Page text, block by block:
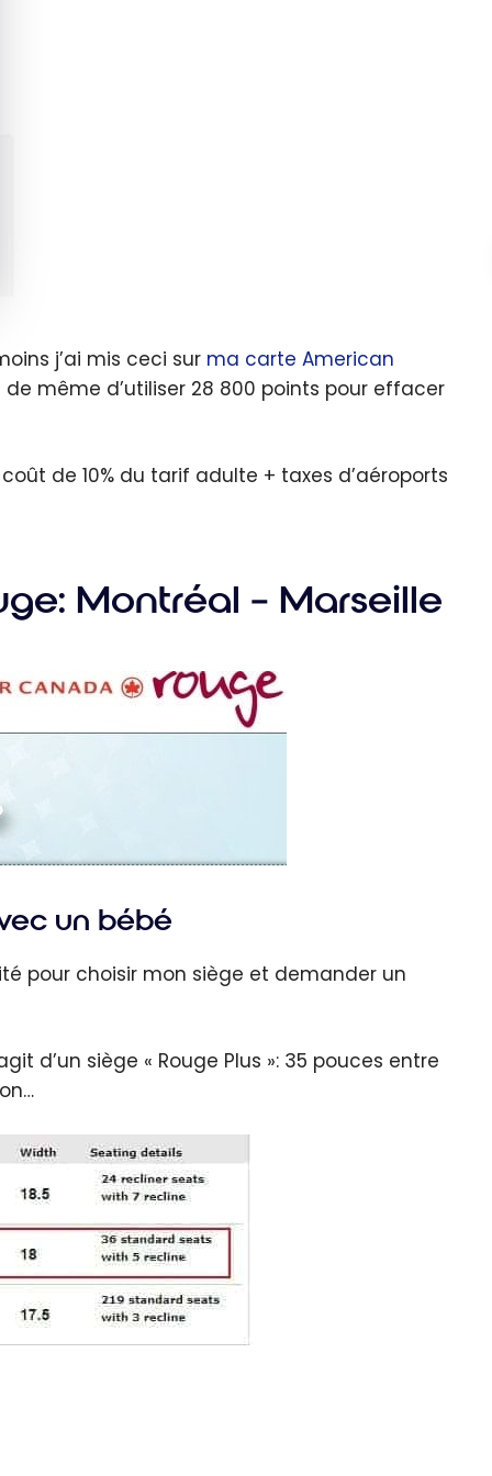
j’ai mis ceci sur ma carte American
même d’utiliser 28 800 points pour effacer
de 10% du tarif adulte + taxes d’aéroports
Montréal – Marseille
un bébé
pour choisir mon siège et demander un
d’un siège « Rouge Plus »: 35 pouces entre